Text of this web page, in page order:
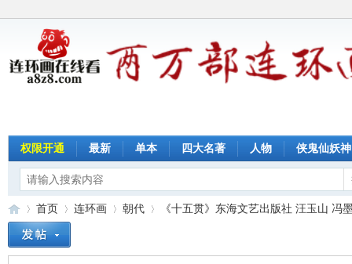
权限开通 最新 单本 四大名著 人物 侠鬼仙妖神
首页 连环画 朝代 《十五贯》东海文艺出版社 汪玉山 冯